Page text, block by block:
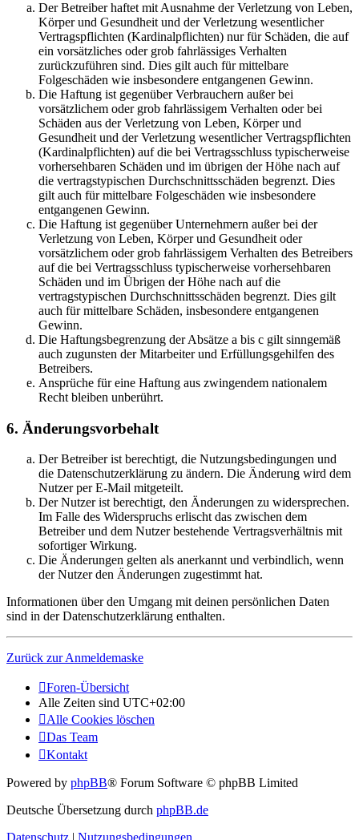
Der Betreiber haftet mit Ausnahme der Verletzung von Leben,
Körper und Gesundheit und der Verletzung wesentlicher
Vertragspflichten (Kardinalpflichten) nur für Schäden, die auf
ein vorsätzliches oder grob fahrlässiges Verhalten
zurückzuführen sind. Dies gilt auch für mittelbare
Folgeschäden wie insbesondere entgangenen Gewinn.
Die Haftung ist gegenüber Verbrauchern außer bei
vorsätzlichem oder grob fahrlässigem Verhalten oder bei
Schäden aus der Verletzung von Leben, Körper und
Gesundheit und der Verletzung wesentlicher Vertragspflichten
(Kardinalpflichten) auf die bei Vertragsschluss typischerweise
vorhersehbaren Schäden und im übrigen der Höhe nach auf
die vertragstypischen Durchschnittsschäden begrenzt. Dies
gilt auch für mittelbare Folgeschäden wie insbesondere
entgangenen Gewinn.
Die Haftung ist gegenüber Unternehmern außer bei der
Verletzung von Leben, Körper und Gesundheit oder
vorsätzlichem oder grob fahrlässigem Verhalten des Betreibers
auf die bei Vertragsschluss typischerweise vorhersehbaren
Schäden und im Übrigen der Höhe nach auf die
vertragstypischen Durchschnittsschäden begrenzt. Dies gilt
auch für mittelbare Schäden, insbesondere entgangenen
Gewinn.
Die Haftungsbegrenzung der Absätze a bis c gilt sinngemäß
auch zugunsten der Mitarbeiter und Erfüllungsgehilfen des
Betreibers.
Ansprüche für eine Haftung aus zwingendem nationalem
Recht bleiben unberührt.
6. Änderungsvorbehalt
Der Betreiber ist berechtigt, die Nutzungsbedingungen und
die Datenschutzerklärung zu ändern. Die Änderung wird dem
Nutzer per E-Mail mitgeteilt.
Der Nutzer ist berechtigt, den Änderungen zu widersprechen.
Im Falle des Widerspruchs erlischt das zwischen dem
Betreiber und dem Nutzer bestehende Vertragsverhältnis mit
sofortiger Wirkung.
Die Änderungen gelten als anerkannt und verbindlich, wenn
der Nutzer den Änderungen zugestimmt hat.
Informationen über den Umgang mit deinen persönlichen Daten
sind in der Datenschutzerklärung enthalten.
Zurück zur Anmeldemaske
Foren-Übersicht
Alle Zeiten sind UTC+02:00
Alle Cookies löschen
Das Team
Kontakt
Powered by phpBB® Forum Software © phpBB Limited
Deutsche Übersetzung durch phpBB.de